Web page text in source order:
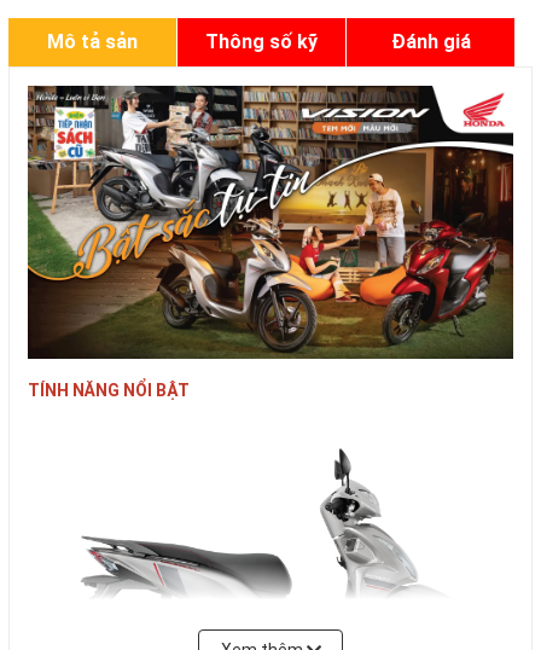
Mô tả sản
phẩm
Thông số kỹ
thuật
Đánh giá
TÍNH NĂNG NỔI BẬT